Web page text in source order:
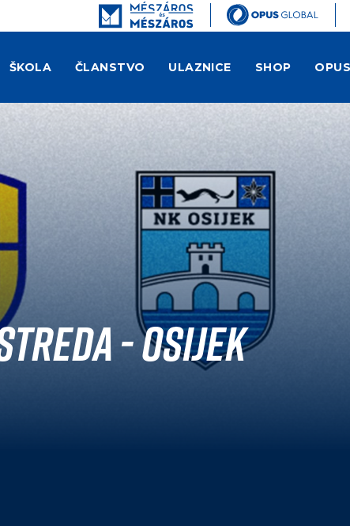
ŠKOLA ČLANSTVO ULAZNICE SHOP
- Osijek